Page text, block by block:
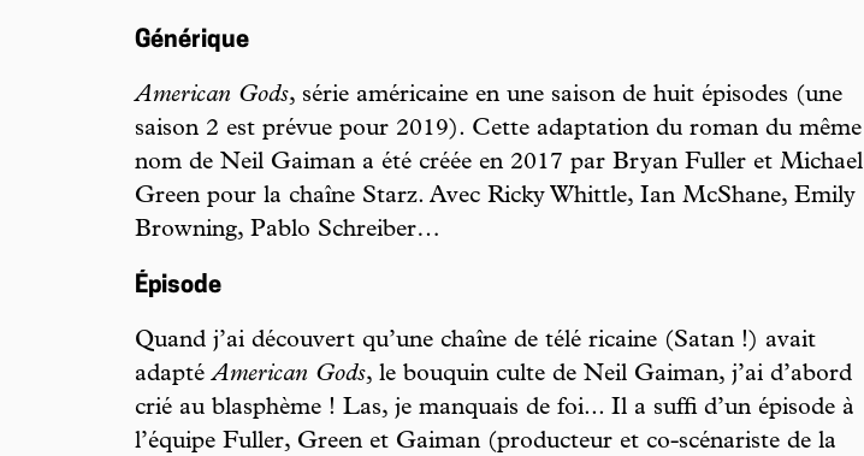
Générique
American Gods, série américaine en une saison de huit épisodes (une
saison 2 est prévue pour 2019). Cette adaptation du roman du même
nom de Neil Gaiman a été créée en 2017 par Bryan Fuller et Michael
Green pour la chaîne Starz. Avec Ricky Whittle, Ian McShane, Emily
Browning, Pablo Schreiber…
Épisode
Quand j’ai découvert qu’une chaîne de télé ricaine (Satan !) avait
adaptéAmerican Gods, le bouquin culte de Neil Gaiman, j’ai d’abord
crié au blasphème ! Las, je manquais de foi... Il a suffi d’un épisode à
l’équipe Fuller, Green et Gaiman (producteur et co-scénariste de la